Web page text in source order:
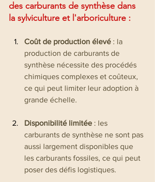
des carburants de synthèse dans
la sylviculture et l'arboriculture :
Coût de production élevé : la
production de carburants de
synthèse nécessite des procédés
chimiques complexes et coûteux,
ce qui peut limiter leur adoption à
grande échelle.
Disponibilité limitée : les
carburants de synthèse ne sont pas
aussi largement disponibles que
les carburants fossiles, ce qui peut
poser des défis logistiques.